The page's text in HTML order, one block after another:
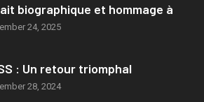
biographique et hommage à
24, 2025
: Un retour triomphal
28, 2024